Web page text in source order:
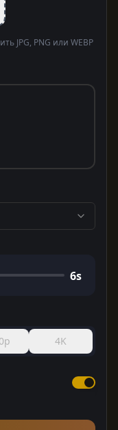
JPG, PNG или WEBP
6s
4K